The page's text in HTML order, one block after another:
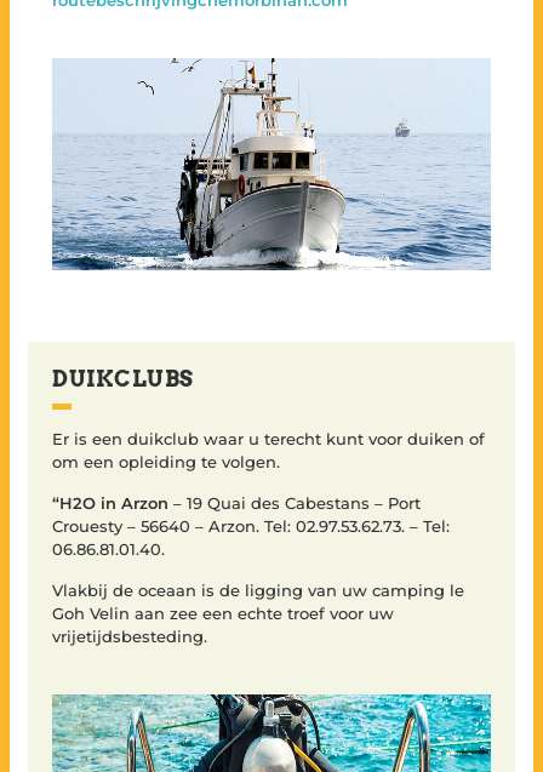
DUIKCLUBS
Er is een duikclub waar u terecht kunt voor duiken of
om een opleiding te volgen.
“H2O in Arzon – 19 Quai des Cabestans – Port
Crouesty – 56640 – Arzon. Tel: 02.97.53.62.73. – Tel:
06.86.81.01.40.
Vlakbij de oceaan is de ligging van uw camping le
Goh Velin aan zee een echte troef voor uw
vrijetijdsbesteding.